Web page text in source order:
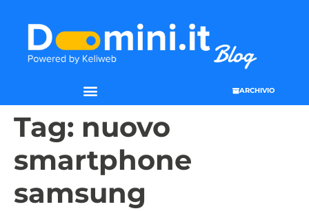
ARCHIVIO
Tag: nuovo
smartphone
samsung